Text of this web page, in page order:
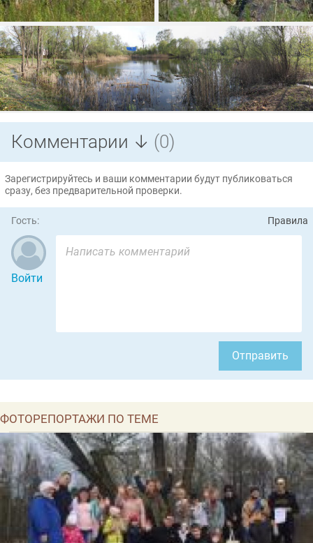
Комментарии ↓ (0)
Зарегистрируйтесь и ваши комментарии будут публиковаться
сразу, без предварительной проверки.
Гость: Правила
Войти
Отправить
ФОТОРЕПОРТАЖИ ПО ТЕМЕ